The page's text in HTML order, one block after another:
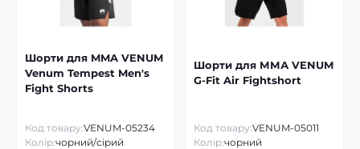
Шорти для MMA VENUM
Venum Tempest Men's
Fight Shorts
Код товару:VENUM-05234
Колір:чорний/сірий
Шорти для ММА VENUM
G-Fit Air Fightshort
Код товару:VENUM-05011
Колір:чорний